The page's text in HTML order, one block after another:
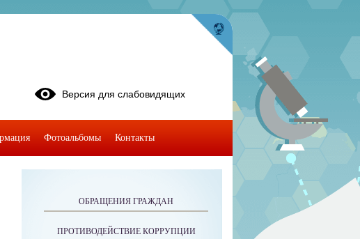
ОБРАЩЕНИЯ ГРАЖДАН
ПРОТИВОДЕЙСТВИЕ КОРРУПЦИИ
Версия для слабовидящих
Фотоальбомы Контакты